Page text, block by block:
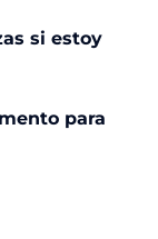
si estoy
para